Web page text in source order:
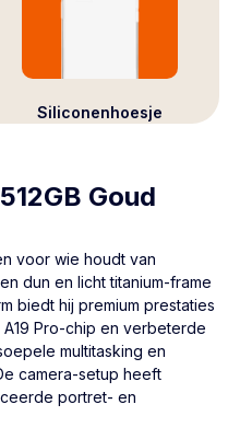
Siliconenhoesje
Goud
voor wie houdt van
dun en licht titanium-frame
biedt hij premium prestaties
Pro-chip en verbeterde
multitasking en
camera-setup heeft
portret- en